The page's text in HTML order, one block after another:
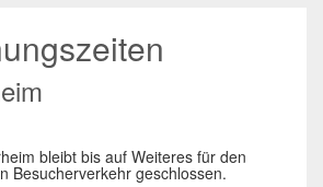
bleibt bis auf Weiteres für den
Besucherverkehr geschlossen.